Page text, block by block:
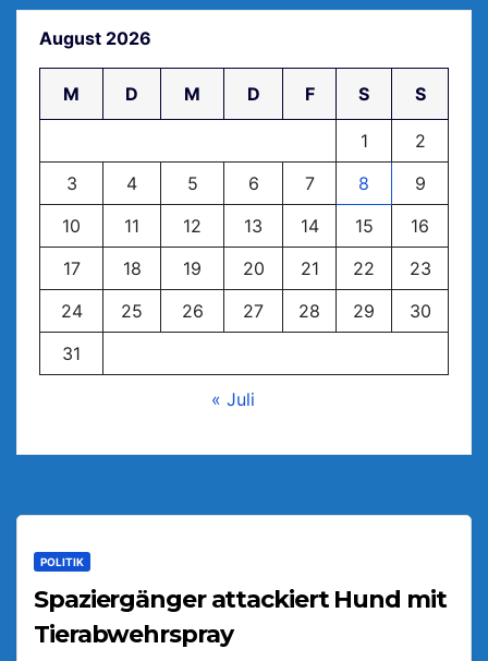
August 2026
M D M D F S S
1
2
3
4 5 6 7 8
9
10
11 12 13 14 15
16
17
18 19 20 21 22
23
24
25 26 27 28 29
30
31
« Juli
POLITIK
Spaziergänger attackiert Hund mit
Tierabwehrspray